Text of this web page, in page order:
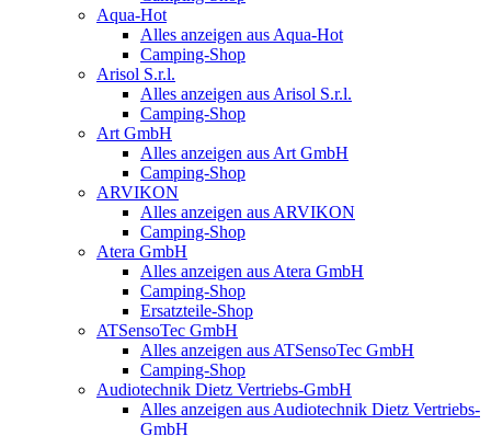
Aqua-Hot
Alles anzeigen aus Aqua-Hot
Camping-Shop
Arisol S.r.l.
Alles anzeigen aus Arisol S.r.l.
Camping-Shop
Art GmbH
Alles anzeigen aus Art GmbH
Camping-Shop
ARVIKON
Alles anzeigen aus ARVIKON
Camping-Shop
Atera GmbH
Alles anzeigen aus Atera GmbH
Camping-Shop
Ersatzteile-Shop
ATSensoTec GmbH
Alles anzeigen aus ATSensoTec GmbH
Camping-Shop
Audiotechnik Dietz Vertriebs-GmbH
Alles anzeigen aus Audiotechnik Dietz Vertriebs-
GmbH